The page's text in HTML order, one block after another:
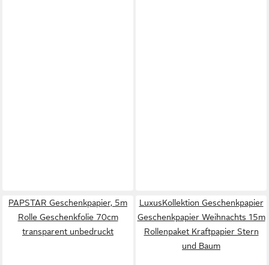
PAPSTAR Geschenkpapier, 5m
Rolle Geschenkfolie 70cm
transparent unbedruckt
LuxusKollektion Geschenkpapier
Geschenkpapier Weihnachts 15m
Rollenpaket Kraftpapier Stern
und Baum